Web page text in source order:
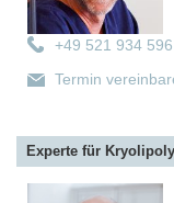
+49 521 934
Termin
Experte für